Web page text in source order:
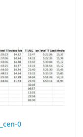
_cen-0